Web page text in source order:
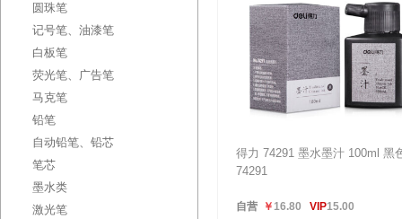
圆珠笔
记号笔、油漆笔
白板笔
荧光笔、广告笔
马克笔
铅笔
自动铅笔、铅芯
笔芯
墨水类
激光笔
得力 74291 墨水墨汁 100ml 黑
74291
自营 ￥16.80 VIP15.00